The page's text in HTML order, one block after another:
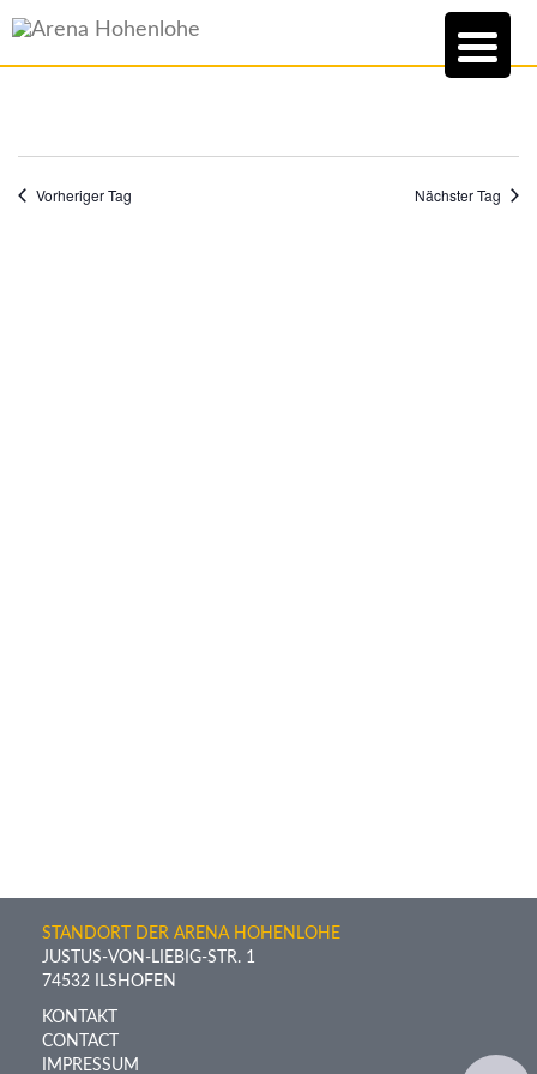
Vorheriger Tag Nächster Tag
STANDORT DER ARENA HOHENLOHE
JUSTUS-VON-LIEBIG-STR. 1
74532 ILSHOFEN
KONTAKT
CONTACT
IMPRESSUM